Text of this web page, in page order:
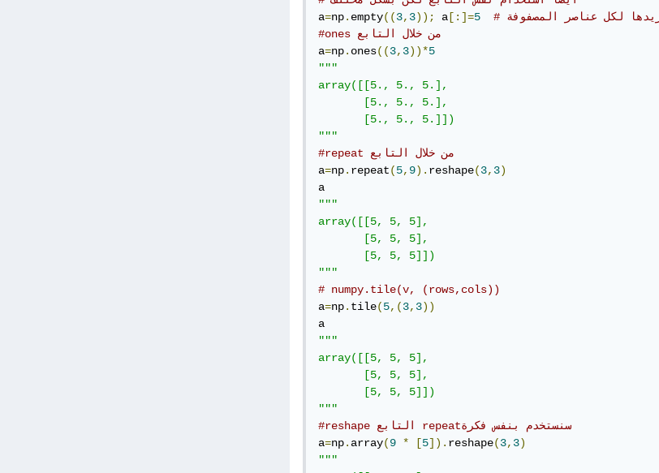
a=np. empty((3, 3)); a [:]=5
لكل عناصر المصفوفة
a=np. ones((3, 3))*5
"""
array([[5., 5., 5.],
       [5., 5., 5.],
       [5., 5., 5.]])
"""
a=np. repeat(5, 9). reshape(3, 3)
"""
array([[5, 5, 5],
       [5, 5, 5],
       [5, 5, 5]])
"""
# numpy.tile(v, (rows,cols))
a=np. tile(5,(3, 3))
"""
array([[5, 5, 5],
       [5, 5, 5],
       [5, 5, 5]])
"""
a=np. array(9 * [5]). reshape(3, 3)
"""